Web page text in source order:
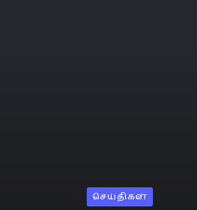
செய்திகள்